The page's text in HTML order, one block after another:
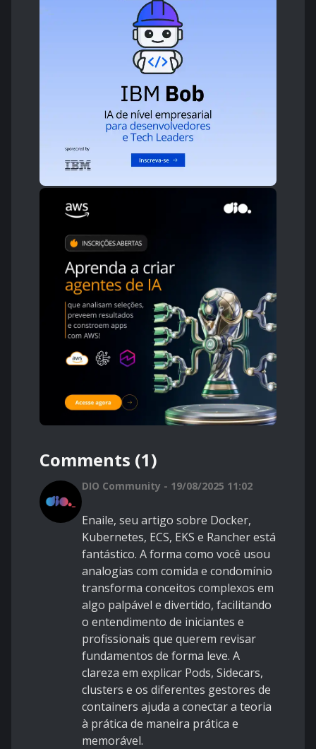
Comments (1)
DIO Community - 19/08/2025 11:02
Enaile, seu artigo sobre Docker,
Kubernetes, ECS, EKS e Rancher está
fantástico. A forma como você usou
analogias com comida e condomínio
transforma conceitos complexos em
algo palpável e divertido, facilitando
o entendimento de iniciantes e
profissionais que querem revisar
fundamentos de forma leve. A
clareza em explicar Pods, Sidecars,
clusters e os diferentes gestores de
containers ajuda a conectar a teoria
à prática de maneira prática e
memorável.